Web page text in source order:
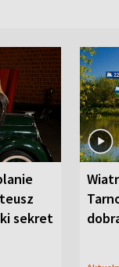
sekret